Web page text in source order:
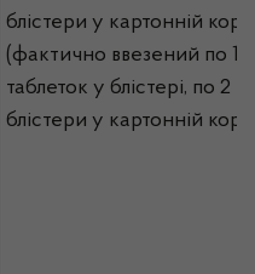
блістери у картонній
(фактично ввезений по 14
таблеток у блістері, по 2
блістери у картонній